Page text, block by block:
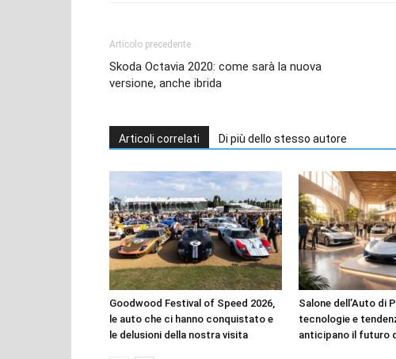
Articolo precedente
Skoda Octavia 2020: come sarà la nuova
versione, anche ibrida
Articoli correlati Di più dello stesso autore
Goodwood Festival of Speed 2026,
le auto che ci hanno conquistato e
le delusioni della nostra visita
Salone dell’Auto di
tecnologie e
anticipano il futuro